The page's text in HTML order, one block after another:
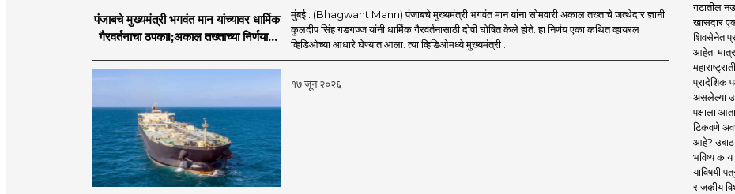
पंजाबचे मुख्यमंत्री भगवंत मान यांच्यावर धार्मिक
गैरवर्तनाचा ठपका!;अकाल तख्ताच्या निर्णयाने
मुंबई : (Bhagwant Mann) पंजाबचे मुख्यमंत्री भगवंत मान यांना सोमवारी अकाल तख्ताचे जत्थेदार ज्ञानी
कुलदीप सिंह गडगज्ज यांनी धार्मिक गैरवर्तनासाठी दोषी घोषित केले होते. हा निर्णय एका कथित व्हायरल
व्हिडिओच्या आधारे घेण्यात आला. त्या व्हिडिओमध्ये मुख्यमंत्री ..
१७ जून २०२६
गटातील
खासदार
शिवसेनेत
आहेत.
प्रादेशिक
असलेल्या
पक्षाला
टिकवणे
आहे?
भविष्य
याविषयी
राजकीय